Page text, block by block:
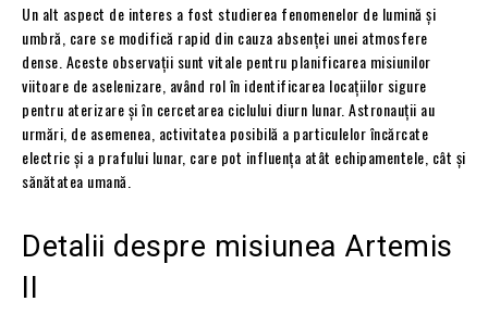
Un alt aspect de interes a fost studierea fenomenelor de lumină și
umbră, care se modifică rapid din cauza absenței unei atmosfere
dense. Aceste observații sunt vitale pentru planificarea misiunilor
viitoare de aselenizare, având rol în identificarea locațiilor sigure
pentru aterizare și în cercetarea ciclului diurn lunar. Astronauții au
urmări, de asemenea, activitatea posibilă a particulelor încărcate
electric și a prafului lunar, care pot influența atât echipamentele, cât și
sănătatea umană.
Detalii despre misiunea Artemis
II